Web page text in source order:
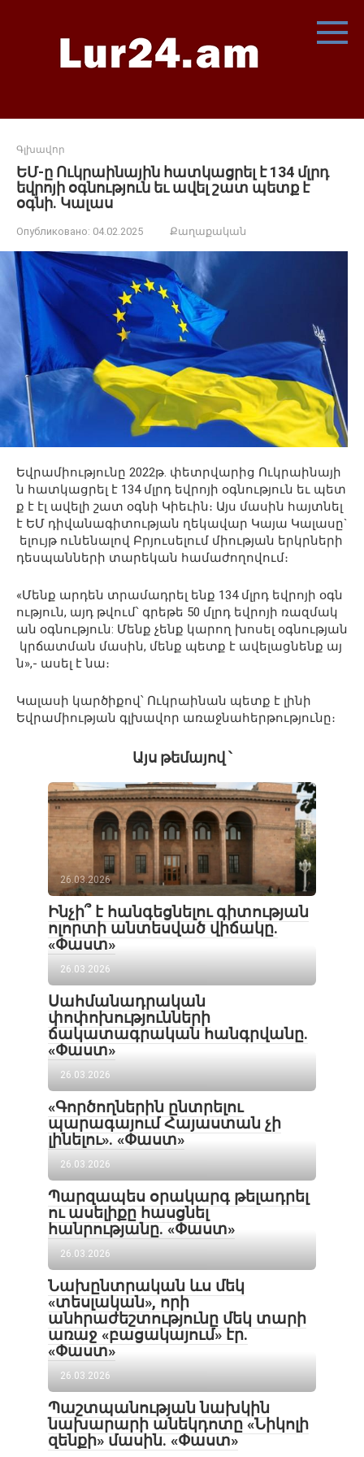
Գլխավոր
ԵՄ-ը Ուկրաինային հատկացրել է 134 մլրդ
եվրոյի օգնություն եւ ավել շատ պետք է
օգնի. Կալաս
Опубликовано: 04.02.2025 Քաղաքական
Եվրամիությունը 2022թ. փետրվարից Ուկրաինայի
ն հատկացրել է 134 մլրդ եվրոյի օգնություն եւ պետ
ք է էլ ավելի շատ օգնի Կիեւին։ Այս մասին հայտնել
է ԵՄ դիվանագիտության ղեկավար Կայա Կալասը`
ելույթ ունենալով Բրյուսելում միության երկրների
դեսպանների տարեկան համաժողովում։
«Մենք արդեն տրամադրել ենք 134 մլրդ եվրոյի օգն
ություն, այդ թվում՝ գրեթե 50 մլրդ եվրոյի ռազմակ
ան օգնություն: Մենք չենք կարող խոսել օգնության
կրճատման մասին, մենք պետք է ավելացնենք այ
ն»,- ասել է նա։
Կալասի կարծիքով՝ Ուկրաինան պետք է լինի
Եվրամիության գլխավոր առաջնահերթությունը։
Այս թեմայով ՝
26.03.2026
Ինչի՞ է հանգեցնելու գիտության
ոլորտի անտեսված վիճակը.
«Փաստ»
26.03.2026
Սահմանադրական
փոփոխությունների
ճակատագրական հանգրվանը.
«Փաստ»
26.03.2026
«Գործողներին ընտրելու
պարագայում Հայաստան չի
լինելու». «Փաստ»
26.03.2026
Պարզապես օրակարգ թելադրել
ու ասելիքը հասցնել
հանրությանը. «Փաստ»
26.03.2026
Նախընտրական ևս մեկ
«տեսլական», որի
անհրաժեշտությունը մեկ տարի
առաջ «բացակայում» էր.
«Փաստ»
26.03.2026
Պաշտպանության նախկին
նախարարի անեկդոտը «Նիկոլի
զենքի» մասին. «Փաստ»